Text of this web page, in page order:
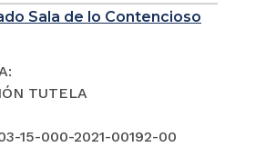
Sala de lo Contencioso
TUTELA
15-000-2021-00192-00